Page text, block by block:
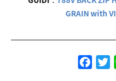
GRAIN with